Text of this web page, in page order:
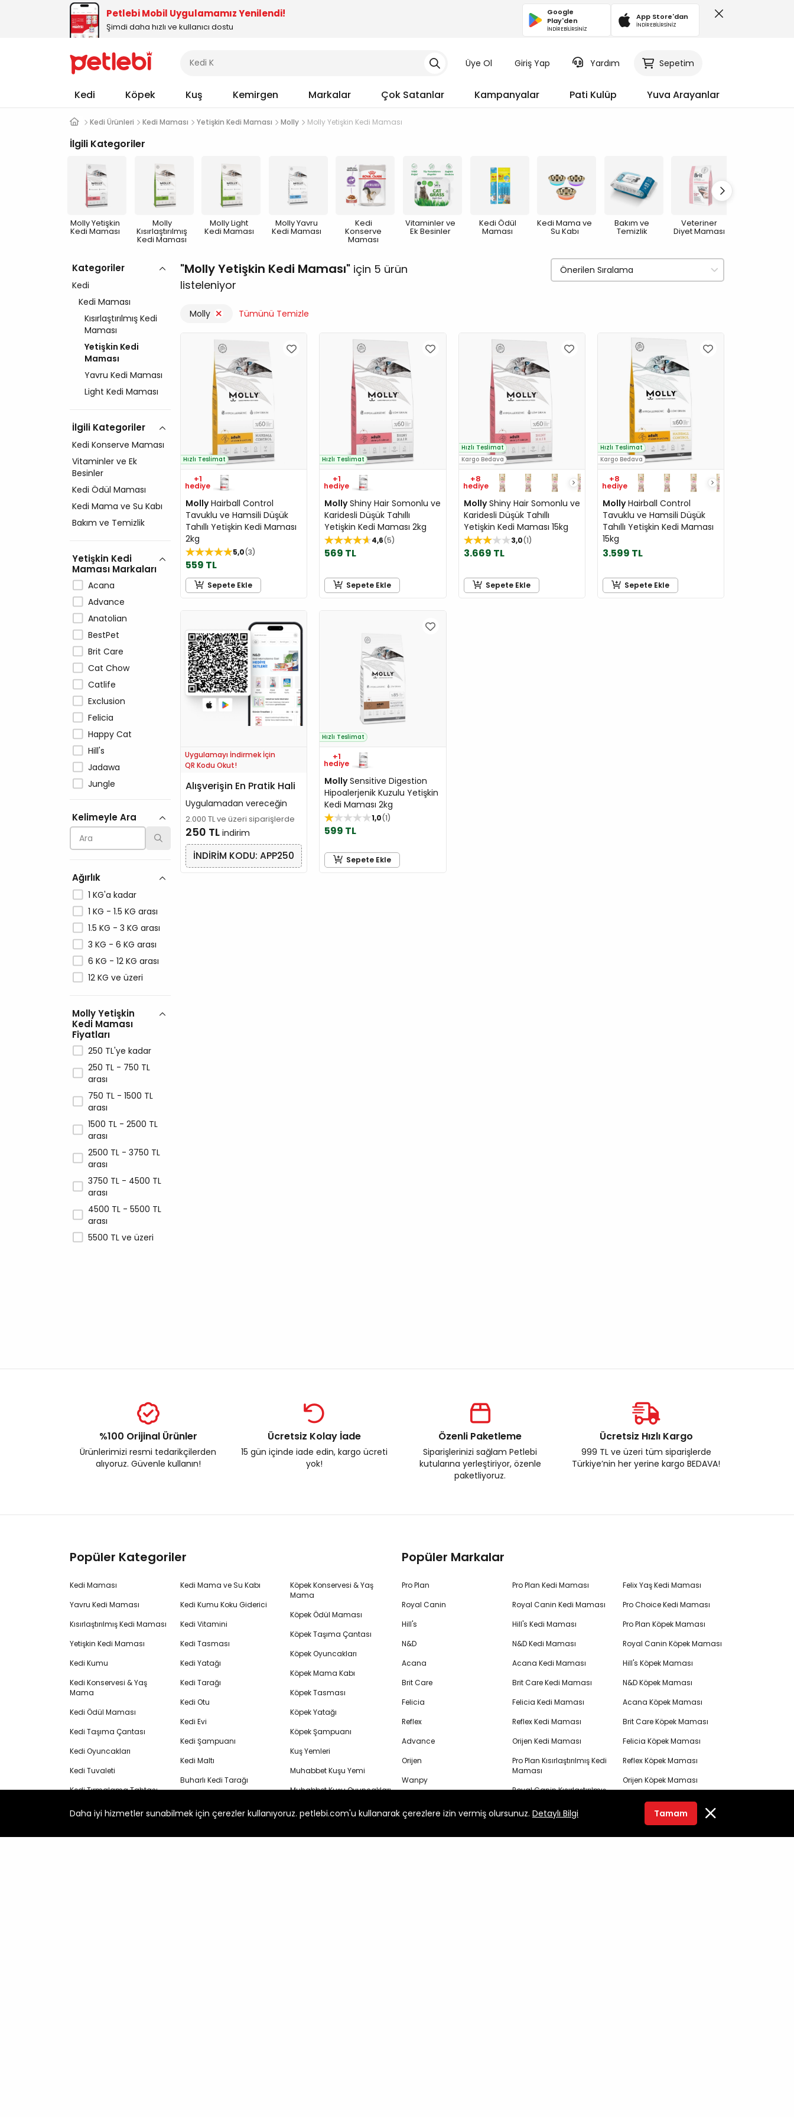
Petlebi Mobil Uygulamamız Yenilendi!
Şimdi daha hızlı ve kullanıcı dostu
Google
Play'den
İNDİREBİLİRSİNİZ
App Store'dan
İNDİREBİLİRSİNİZ
Üye Ol Giriş Yap Yardım Sepetim
Kedi Köpek Kuş Kemirgen Markalar Çok Satanlar Kampanyalar Pati Kulüp Yuva Arayanlar
Kedi Ürünleri Kedi Maması Yetişkin Kedi Maması Molly Molly Yetişkin Kedi Maması
İlgili Kategoriler
Molly Yetişkin
Kedi Maması
Molly
Kısırlaştırılmış
Kedi Maması
Molly Light
Kedi Maması
Molly Yavru
Kedi Maması
Kedi
Konserve
Maması
Vitaminler ve
Ek Besinler
Kedi Ödül
Maması
Kedi Mama ve
Su Kabı
Bakım ve
Temizlik
Veteriner
Diyet Maması
Kategoriler
Kedi
Kedi Maması
Kısırlaştırılmış Kedi
Maması
Yetişkin Kedi
Maması
Yavru Kedi Maması
Light Kedi Maması
İlgili Kategoriler
Kedi Konserve Maması
Vitaminler ve Ek
Besinler
Kedi Ödül Maması
Kedi Mama ve Su Kabı
Bakım ve Temizlik
Yetişkin Kedi
Maması Markaları
Acana
Advance
Anatolian
BestPet
Brit Care
Cat Chow
Catlife
Exclusion
Felicia
Happy Cat
Hill's
Jadawa
Jungle
Molly
N&D
Natura
Orijen
PERFECT FIT
Petlebi
PLATINUM
Pro Plan
PRO-NUTRITION
ProChoice
Reflex
Royal Canin
Spectrum
Unique
Vet Prive
Wanpy
Zampa
Kelimeyle Ara
Ağırlık
1 KG'a kadar
1 KG - 1.5 KG arası
1.5 KG - 3 KG arası
3 KG - 6 KG arası
6 KG - 12 KG arası
12 KG ve üzeri
Molly Yetişkin
Kedi Maması
Fiyatları
250 TL'ye kadar
250 TL - 750 TL
arası
750 TL - 1500 TL
arası
1500 TL - 2500 TL
arası
2500 TL - 3750 TL
arası
3750 TL - 4500 TL
arası
4500 TL - 5500 TL
arası
5500 TL ve üzeri
Molly Yetişkin Kedi Maması için 5 ürün
listeleniyor
Molly Tümünü Temizle
Hızlı Teslimat
+1
hediye
MollyHairball Control
Tavuklu ve Hamsili Düşük
Tahıllı Yetişkin Kedi Maması
2kg
5,0 3
559 TL
Sepete Ekle
Hızlı Teslimat
+1
hediye
MollyShiny Hair Somonlu ve
Karidesli Düşük Tahıllı
Yetişkin Kedi Maması 2kg
4,6 5
569 TL
Sepete Ekle
Kargo Bedava
Hızlı Teslimat
+8
hediye
MollyShiny Hair Somonlu ve
Karidesli Düşük Tahıllı
Yetişkin Kedi Maması 15kg
3,0 1
3.669 TL
Sepete Ekle
Kargo Bedava
Hızlı Teslimat
+8
hediye
MollyHairball Control
Tavuklu ve Hamsili Düşük
Tahıllı Yetişkin Kedi Maması
15kg
3.599 TL
Sepete Ekle
Uygulamayı İndirmek İçin
QR Kodu Okut!
Alışverişin En Pratik Hali
Uygulamadan vereceğin
2.000 TL ve üzeri siparişlerde
250 TL indirim
İNDİRİM KODU: APP250
Hızlı Teslimat
+1
hediye
MollySensitive Digestion
Hipoalerjenik Kuzulu Yetişkin
Kedi Maması 2kg
1,0 1
599 TL
Sepete Ekle
%100 Orijinal Ürünler
Ürünlerimizi resmi tedarikçilerden
alıyoruz. Güvenle kullanın!
Ücretsiz Kolay İade
15 gün içinde iade edin, kargo ücreti
yok!
Özenli Paketleme
Siparişlerinizi sağlam Petlebi
kutularına yerleştiriyor, özenle
paketliyoruz.
Ücretsiz Hızlı Kargo
999 TL ve üzeri tüm siparişlerde
Türkiye’nin her yerine kargo BEDAVA!
Popüler Kategoriler
Kedi Maması
Yavru Kedi Maması
Kısırlaştırılmış Kedi Maması
Yetişkin Kedi Maması
Kedi Kumu
Kedi Konservesi & Yaş
Mama
Kedi Ödül Maması
Kedi Taşıma Çantası
Kedi Oyuncakları
Kedi Tuvaleti
Kedi Tırmalama Tahtası
Kedi Su Pınarı
Kedi Mama ve Su Kabı
Kedi Kumu Koku Giderici
Kedi Vitamini
Kedi Tasması
Kedi Yatağı
Kedi Tarağı
Kedi Otu
Kedi Evi
Kedi Şampuanı
Kedi Maltı
Buharlı Kedi Tarağı
Yavru Köpek Maması
Yaşlı Kedi Maması
Köpek Konservesi & Yaş
Mama
Köpek Ödül Maması
Köpek Taşıma Çantası
Köpek Oyuncakları
Köpek Mama Kabı
Köpek Tasması
Köpek Yatağı
Köpek Şampuanı
Kuş Yemleri
Muhabbet Kuşu Yemi
Muhabbet Kuşu Oyuncakları
Veteriner Kedi Maması
Popüler Markalar
Pro Plan
Royal Canin
Hill's
N&D
Acana
Brit Care
Felicia
Reflex
Advance
Orijen
Wanpy
Ever Clean
Proline
Pro Plan Kedi Maması
Royal Canin Kedi Maması
Hill's Kedi Maması
N&D Kedi Maması
Acana Kedi Maması
Brit Care Kedi Maması
Felicia Kedi Maması
Reflex Kedi Maması
Orijen Kedi Maması
Pro Plan Kısırlaştırılmış Kedi
Maması
Royal Canin Kısırlaştırılmış
Hill's Kısırlaştırılmış Kedi
Felix Yaş Kedi Maması
Pro Choice Kedi Maması
Pro Plan Köpek Maması
Royal Canin Köpek Maması
Hill's Köpek Maması
N&D Köpek Maması
Acana Köpek Maması
Brit Care Köpek Maması
Felicia Köpek Maması
Reflex Köpek Maması
Orijen Köpek Maması
Pro Plan Yavru Kedi Maması
Royal Canin Yavru Kedi
Daha iyi hizmetler sunabilmek için çerezler kullanıyoruz. petlebi.com'u kullanarak çerezlere izin vermiş olursunuz. Detaylı Bilgi Tamam